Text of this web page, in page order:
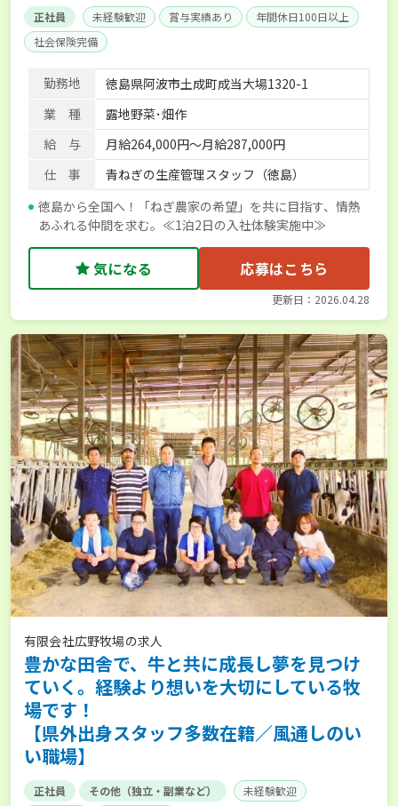
正社員 未経験歓迎 賞与実績あり
年間休日100日以上
社会保険完備
勤務地
徳島県阿波市土成町成当大場1320-1
業 種
露地野菜･畑作
給 与
月給264,000円～月給287,000円
仕 事
青ねぎの生産管理スタッフ（徳島）
徳島から全国へ！「ねぎ農家の希望」を共に目指す、情熱
あふれる仲間を求む。≪1泊2日の入社体験実施中≫
気になる 応募はこちら
更新日：2026.04.28
有限会社広野牧場の求人
豊かな田舎で、牛と共に成長し夢を見つけ
ていく。経験より想いを大切にしている牧
場です！
【県外出身スタッフ多数在籍／風通しのい
い職場】
正社員 その他（独立・副業など）
未経験歓迎